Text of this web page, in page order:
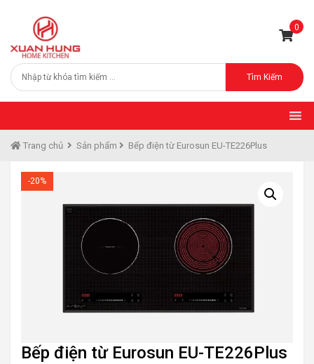
0
Tìm Kiếm
Trang chủ Sản phẩm Bếp điện từ Eurosun EU-TE226Plus
-20%
Bếp điện từ Eurosun EU-TE226Plus